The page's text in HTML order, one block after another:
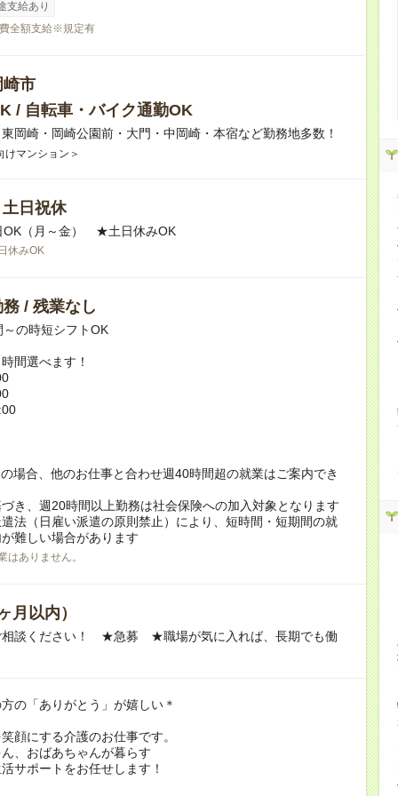
支給あり
全額支給※規定有
市
/ 自転車・バイク通勤OK
岡崎・岡崎公園前・大門・中岡崎・本宿など勤務地多数！
けマンション＞
日祝休
OK（月～金） ★土日休みOK
休みOK
/ 残業なし
の時短シフトOK
間選べます！
場合、他のお仕事と合わせ週40時間超の就業はご案内でき
き、週20時間以上勤務は社会保険への加入対象となります
法（日雇い派遣の原則禁止）により、短時間・短期間の就
難しい場合があります
はありません。
月以内）
相談ください！ ★急募 ★職場が気に入れば、長期でも働
の「ありがとう」が嬉しい＊
顔にする介護のお仕事です。
、おばあちゃんが暮らす
サポートをお任せします！